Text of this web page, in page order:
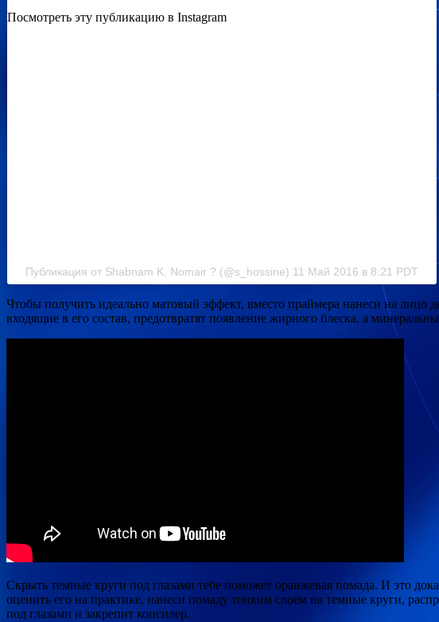
Посмотреть эту публикацию в Instagram
Публикация от Shabnam K. Nomair ? (@s_hossine) 11 Май 2016 в 8:21 PDT
Чтобы получить идеально матовый эффект, вместо праймера нанеси на
входящие в его состав, предотвратят появление жирного блеска, а
Скрыть темные круги под глазами тебе поможет оранжевая помада. И это
оценить его на практике, нанеси помаду тонким слоем на темные круги,
под глазами и закрепит консилер.